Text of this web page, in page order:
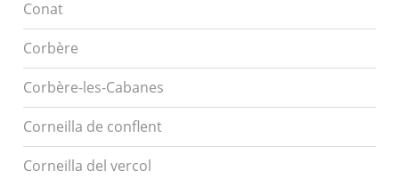
Conat
Corbère
Corbère-les-Cabanes
Corneilla de conflent
Corneilla del vercol